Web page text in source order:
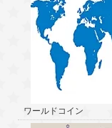
ワールドコイン